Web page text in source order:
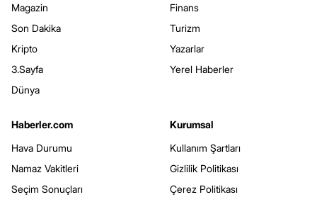
Magazin
Son Dakika
Kripto
3.Sayfa
Dünya
Finans
Turizm
Yazarlar
Yerel Haberler
Haberler.com
Hava Durumu
Namaz Vakitleri
Seçim Sonuçları
Kurumsal
Kullanım Şartları
Gizlilik Politikası
Çerez Politikası